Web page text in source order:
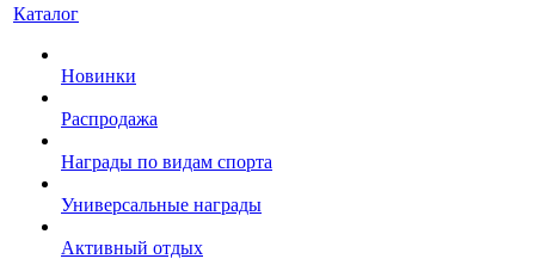
Каталог
Новинки
Распродажа
Награды по видам спорта
Универсальные награды
Активный отдых